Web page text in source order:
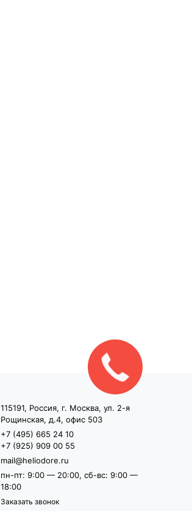
115191, Россия, г. Москва, ул. 2-я
Рощинская, д.4, офис 503
+7 (495) 665 24 10
+7 (925) 909 00 55
mail@heliodore.ru
пн-пт: 9:00 — 20:00, сб-вс: 9:00 —
18:00
Заказать звонок